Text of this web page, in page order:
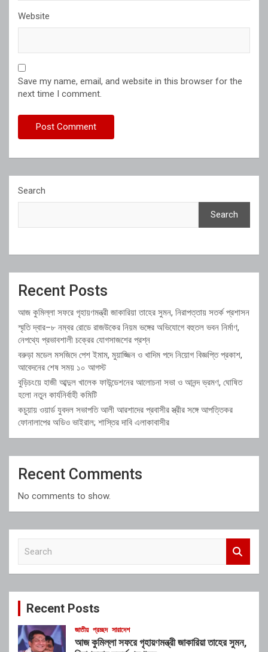
Website
Save my name, email, and website in this browser for the
next time I comment.
Search
Search
Recent Posts
আজ কুমিল্লা সফরে গৃহায়ণমন্ত্রী জাকারিয়া তাহের সুমন, নিরাপত্তায় সতর্ক প্রশাসন
স্মৃতি দ্বার–৮ নম্বর রোডে রাজউকের নিয়ম ভঙ্গের অভিযোগে বহুতল ভবন নির্মাণ,
নেপথ্যে প্রভাবশালী চক্রের যোগসাজশের প্রশ্ন
বরুড়া মডেল মসজিদে পেশ ইমাম, মুয়াজ্জিন ও খাদিম পদে নিয়োগ বিজ্ঞপ্তি প্রকাশ,
আবেদনের শেষ সময় ১০ আগস্ট
বুড়িচংয়ে হাজী আব্দুল খালেক ফাউন্ডেশনের আলোচনা সভা ও আনন্দ ভ্রমণ, ঘোষিত
হলো নতুন কার্যনির্বাহী কমিটি
কচুয়ায় ওয়ার্ড যুবদল সভাপতি আলী আরশাদের প্রবাসীর স্ত্রীর সঙ্গে আপত্তিকর
ফোনালাপের অডিও ভাইরাল; শাস্তির দাবি এলাকাবাসীর
Recent Comments
No comments to show.
c
Recent Posts
জাতীয় প্রচ্ছদ সারাদেশ
আজ কুমিল্লা সফরে গৃহায়ণমন্ত্রী জাকারিয়া তাহের সুমন,